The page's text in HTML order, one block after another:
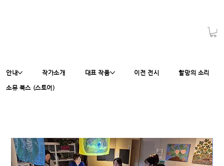
안내 작가소개 대표 작품 이전 전시 할망의 소리
소뮤 북스 (스토어)